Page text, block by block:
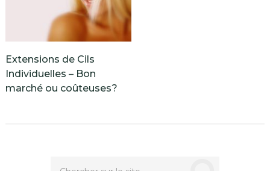
Extensions de Cils
Individuelles – Bon
marché ou coûteuses?